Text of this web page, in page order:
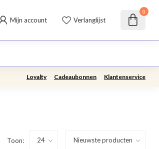
Mijn account Verlanglijst
0
Loyalty Cadeaubonnen Klantenservice
Toon: